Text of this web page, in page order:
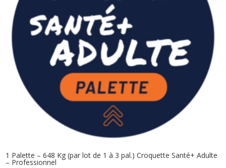
1 Palette – 648 Kg (par lot de 1 à 3 pal.) Croquette Santé+ Adulte
– Professionnel